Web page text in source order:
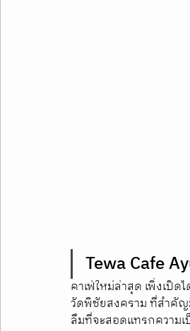
Tewa Cafe
คาเฟ่ใหม่ล่าสุด เพิ่งเปิ
วัดพิชัยสงคราม ที่สำคัญ
ลืมที่จะสอดแทรกความ